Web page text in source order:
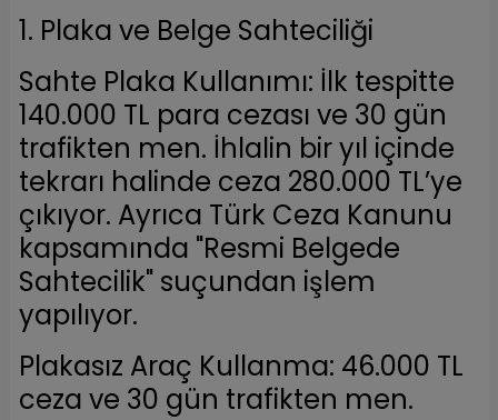
1. Plaka ve Belge Sahteciliği
Sahte Plaka Kullanımı: İlk tespitte
140.000 TL para cezası ve 30 gün
trafikten men. İhlalin bir yıl içinde
tekrarı halinde ceza 280.000 TL’ye
çıkıyor. Ayrıca Türk Ceza Kanunu
kapsamında "Resmi Belgede
Sahtecilik" suçundan işlem
yapılıyor.
Plakasız Araç Kullanma: 46.000 TL
ceza ve 30 gün trafikten men.